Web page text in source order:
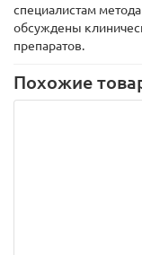
специалистам
обсуждены
препаратов.
Похожие